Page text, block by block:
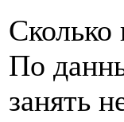
Сколько
По
занять